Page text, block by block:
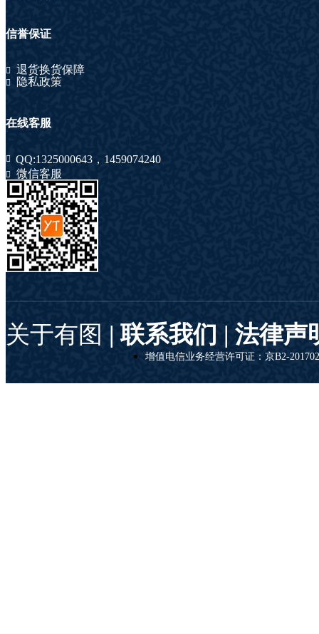
信誉保证
退货换货保障
隐私政策
在线客服
QQ:1325000643 ， 1459074240
微信客服
关于有图 | 联系我们 | 法律声
增值电信业务经营许可证：京B2-